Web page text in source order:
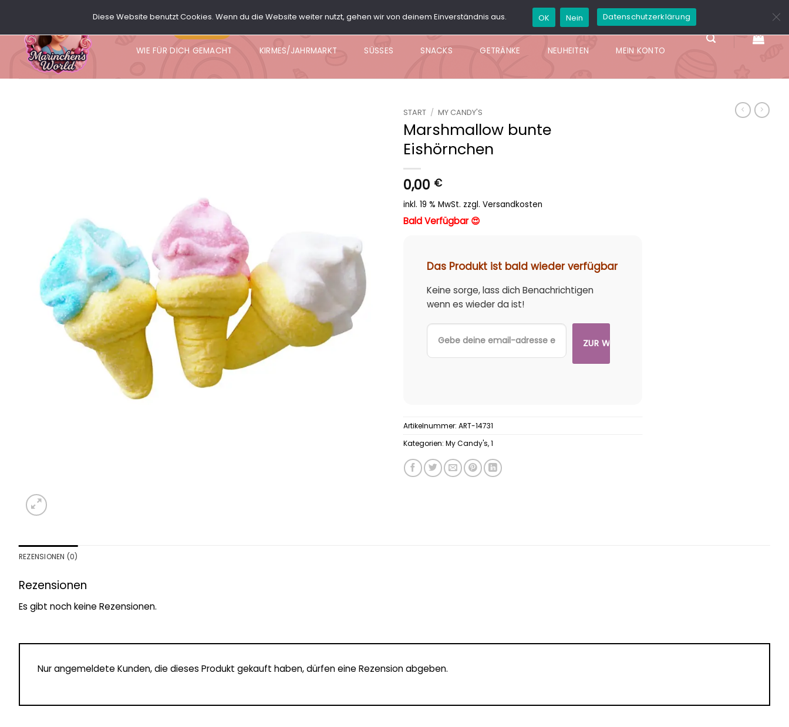
springen
TAFFY
WIE FÜR DICH GEMACHT KIRMES/JAHRMARKT SÜSSES SNACKS GETRÄNKE NEUHEITEN MEIN KONTO
START / MY CANDY'S
Marshmallow bunte
Eishörnchen
0,00 €
inkl. 19 % MwSt. zzgl. Versandkosten
Bald Verfügbar 😍
Das Produkt ist bald wieder verfügbar
Keine sorge, lass dich Benachrichtigen
wenn es wieder da ist!
Artikelnummer: ART-14731
Kategorien: My Candy's,1
REZENSIONEN (0)
Rezensionen
Es gibt noch keine Rezensionen.
Nur angemeldete Kunden, die dieses Produkt gekauft haben, dürfen eine Rezension abgeben.
Diese Website benutzt Cookies. Wenn du die Website weiter nutzt, gehen wir von deinem Einverständnis aus. OK Nein Datenschutzerklärung